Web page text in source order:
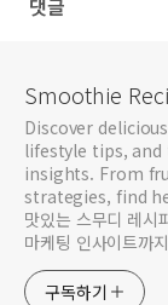
댓글
Smoothie
Discover
lifestyle tips,
insights. From
strategies, find
맛있는 스무디 레시
마케팅 인사이트까
구독하기